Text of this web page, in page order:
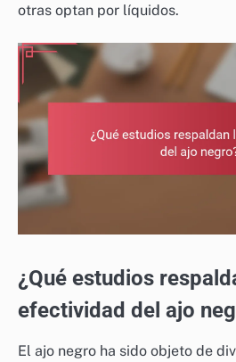
otras optan por líquidos.
¿Qué estudios
efectividad del ajo
El ajo negro ha sido objeto de